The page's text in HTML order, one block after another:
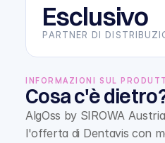
Esclusivo
PARTNER DI
INFORMAZIONI SUL
Cosa c'è
AlgOss by SIROWA
l'offerta di Dentavis con